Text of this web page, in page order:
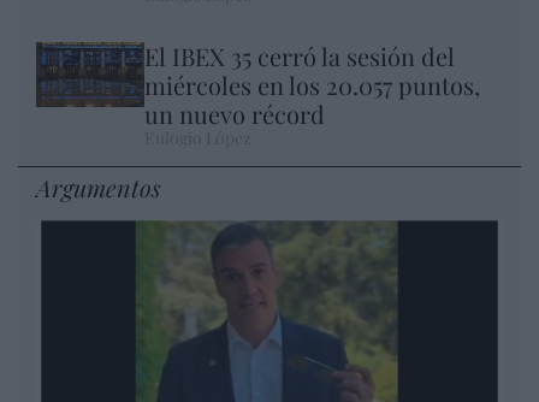
El IBEX 35 cerró la sesión del
miércoles en los 20.057 puntos,
un nuevo récord
Argumentos